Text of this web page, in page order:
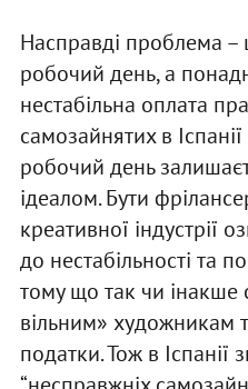
Насправді проблема –
робочий день, а
нестабільна оплата
самозайнятих в
робочий день
ідеалом. Бути
креативної індустрії
до нестабільності та
тому що так чи інакше
вільним» художникам
податки. Тож в Іспанії